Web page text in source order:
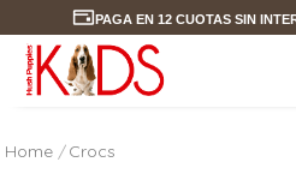
PAGA EN 12 CUOTAS SIN
Crocs